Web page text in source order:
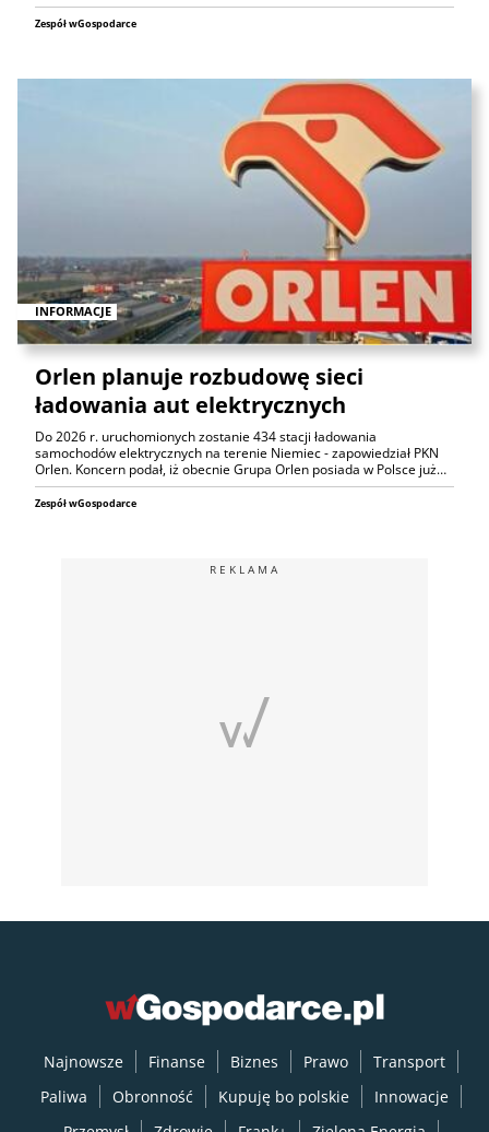
Zespół wGospodarce
INFORMACJE
Orlen planuje rozbudowę sieci
ładowania aut elektrycznych
Do 2026 r. uruchomionych zostanie 434 stacji ładowania
samochodów elektrycznych na terenie Niemiec - zapowiedział PKN
Orlen. Koncern podał, iż obecnie Grupa Orlen posiada w Polsce już…
Zespół wGospodarce
REKLAMA
Najnowsze Finanse Biznes Prawo
Transport
Paliwa
Obronność Kupuję bo polskie
Innowacje